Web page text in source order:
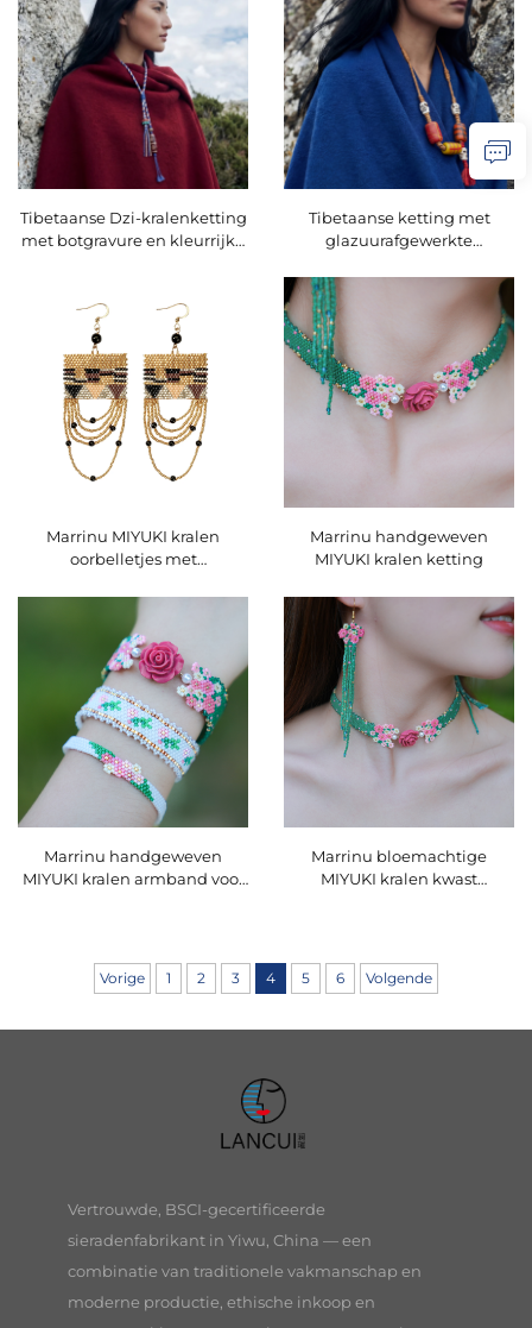
Premium tasspendant
zegeningssymboolpendant
Tibetaanse Dzi-kralenketting
met botgravure en kleurrijke
meervoudig schatpendant
Tibetaanse ketting met
glazuurafgewerkte
yakboten A'Dai-amulet
Marrinu MIYUKI kralen
oorbelletjes met
ontwerp
Marrinu handgeweven
MIYUKI kralen ketting
Marrinu handgeweven
MIYUKI kralen armband voor
Marrinu bloemachtige
MIYUKI kralen kwast
Vorige 1 2 3 4 5 6 Volgende
Vertrouwde, BSCI-gecertificeerde
sieradenfabrikant in Yiwu, China — een
combinatie van traditionele vakmanschap en
moderne productie, ethische inkoop en